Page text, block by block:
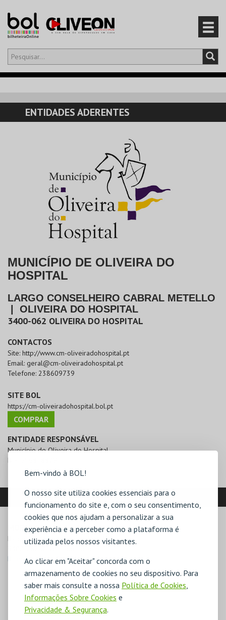
Bem-vindo à BOL!
O nosso site utiliza cookies essenciais para o
funcionamento do site e, com o seu consentimento,
cookies que nos ajudam a personalizar a sua
experiência e a perceber como a plataforma é
utilizada pelos nossos visitantes.
Ao clicar em "Aceitar" concorda com o
armazenamento de cookies no seu dispositivo. Para
saber mais consulte a nossa Política de Cookies,
Informações Sobre Cookies e
Privacidade & Segurança.
Olá,iniciar sessão
CARRINHO
EVENTOS
PRODUTOS
ENTIDADES ADERENTES
MUNICÍPIO DE OLIVEIRA DO
HOSPITAL
LARGO CONSELHEIRO CABRAL METELLO
OLIVEIRA DO HOSPITAL
3400-062 OLIVEIRA DO HOSPITAL
CONTACTOS
Site: http://www.cm-oliveiradohospital.pt
Email: geral@cm-oliveiradohospital.pt
Telefone: 238609739
SITE BOL
https://cm-oliveiradohospital.bol.pt
COMPRAR
ENTIDADE RESPONSÁVEL
Município de Oliveira do Hospital
NIF:
LOCALIZAÇÃO
MORADA
Largo Conselheiro Cabral Metello
3400-062 Oliveira do Hospital
Direcções para C.M. Oliveira do Hospital